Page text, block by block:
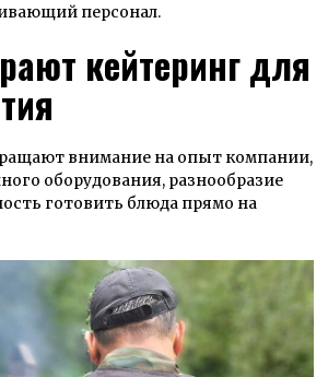
персонал.
кейтеринг для
внимание на опыт компании,
оборудования, разнообразие
готовить блюда прямо на